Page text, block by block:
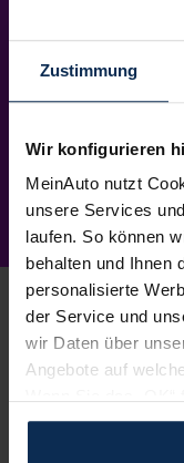
Zustimmung
Wir konfigurieren
MeinAuto nutzt
unsere Services
laufen. So können
behalten und Ihnen
personalisierte
der Service und
wir Daten über
Angebote auf
und erlauben uns
verwenden und
1.
Du wählst